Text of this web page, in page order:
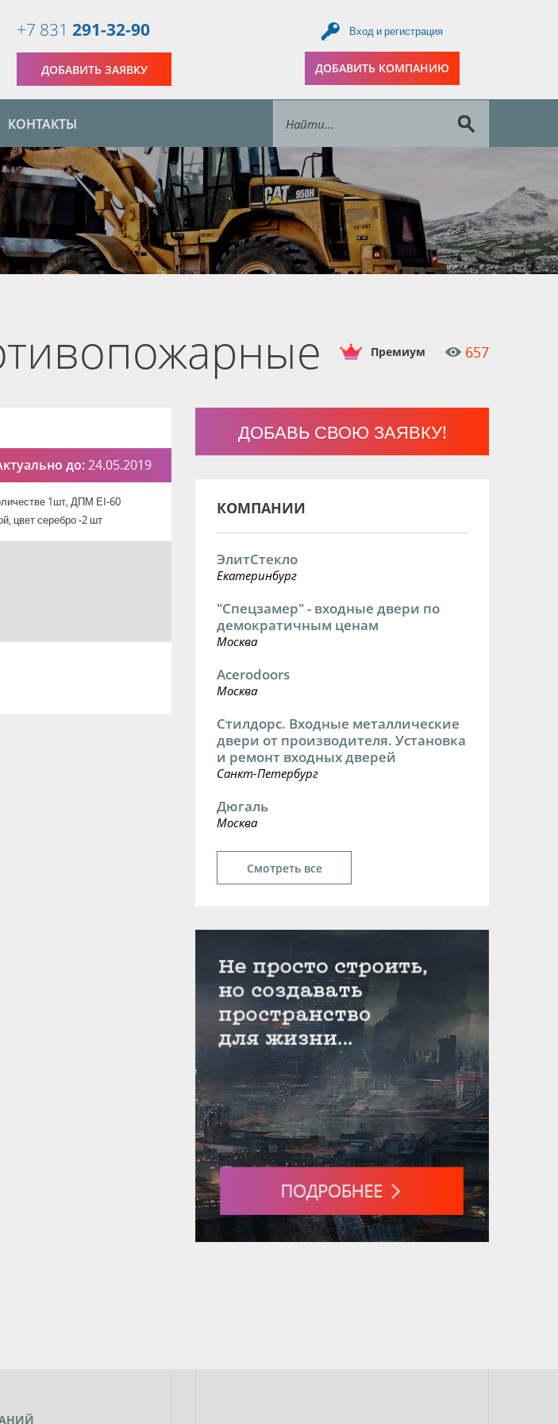
+7 831 291-32-90
ДОБАВИТЬ ЗАЯВКУ
Вход и регистрация
ДОБАВИТЬ КОМПАНИЮ
КОНТАКТЫ
Премиум 657
до:24.05.2019
1шт, ДПМ ЕI-60
цвет серебро -2 шт
ДОБАВЬ СВОЮ ЗАЯВКУ!
КОМПАНИИ
ЭлитСтекло
Екатеринбург
"Спецзамер" - входные двери по
демократичным ценам
Москва
Acerodoors
Москва
Стилдорс. Входные металлические
двери от производителя. Установка
и ремонт входных дверей
Санкт-Петербург
Дюгаль
Москва
Смотреть все